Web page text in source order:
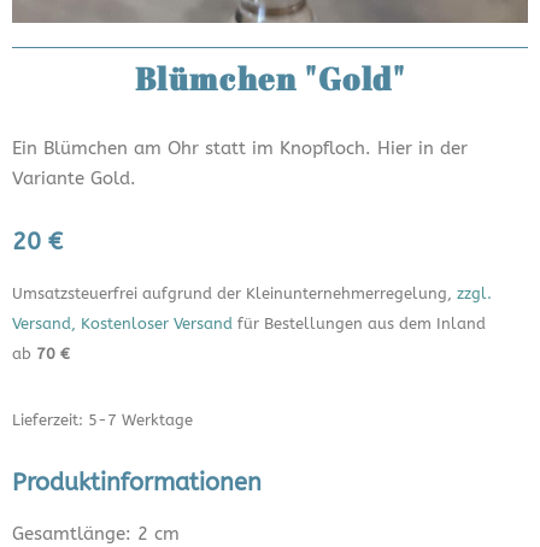
Blümchen "Gold"
Ein Blümchen am Ohr statt im Knopfloch. Hier in der
Variante Gold.
20 €
Umsatzsteuerfrei aufgrund der Kleinunternehmerregelung, zzgl.
Versand, Kostenloser Versand für Bestellungen aus dem Inland
ab 70 €
Lieferzeit: 5-7 Werktage
Produktinformationen
Gesamtlänge: 2 cm